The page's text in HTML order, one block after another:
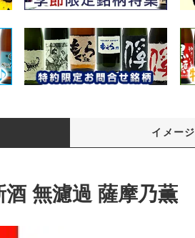
イメージ
無濾過 薩摩乃薫